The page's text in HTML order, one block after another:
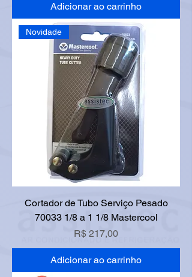
Adicionar ao carrinho
Novidade
Cortador de Tubo Serviço Pesado
70033 1/8 a 1 1/8 Mastercool
Preço
R$ 217,00
Adicionar ao carrinho